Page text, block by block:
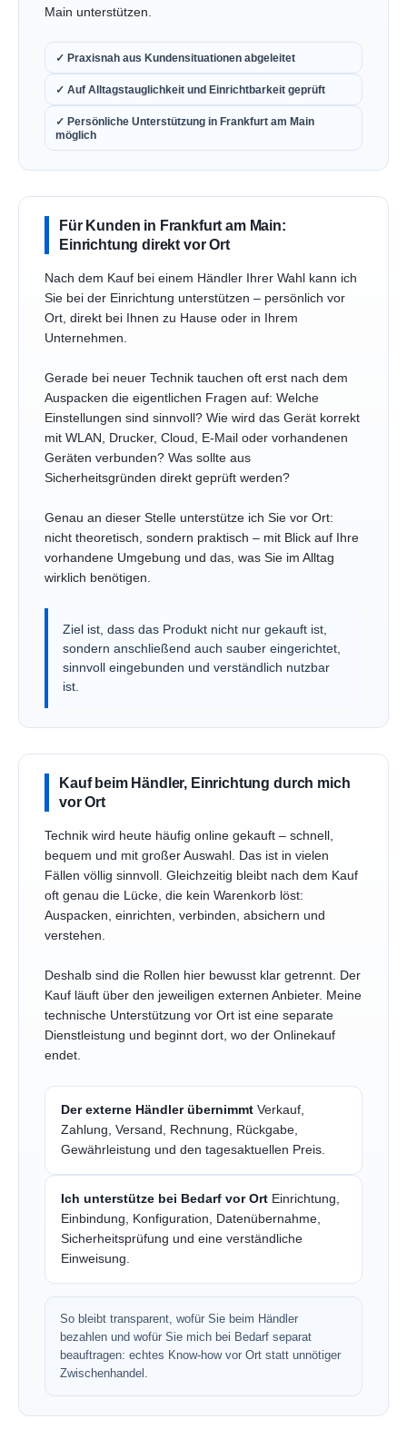
Main unterstützen.
✓ Praxisnah aus Kundensituationen abgeleitet
✓ Auf Alltagstauglichkeit und Einrichtbarkeit geprüft
✓ Persönliche Unterstützung in Frankfurt am Main
möglich
Für Kunden in Frankfurt am Main:
Einrichtung direkt vor Ort
Nach dem Kauf bei einem Händler Ihrer Wahl kann ich
Sie bei der Einrichtung unterstützen – persönlich vor
Ort, direkt bei Ihnen zu Hause oder in Ihrem
Unternehmen.
Gerade bei neuer Technik tauchen oft erst nach dem
Auspacken die eigentlichen Fragen auf: Welche
Einstellungen sind sinnvoll? Wie wird das Gerät korrekt
mit WLAN, Drucker, Cloud, E-Mail oder vorhandenen
Geräten verbunden? Was sollte aus
Sicherheitsgründen direkt geprüft werden?
Genau an dieser Stelle unterstütze ich Sie vor Ort:
nicht theoretisch, sondern praktisch – mit Blick auf Ihre
vorhandene Umgebung und das, was Sie im Alltag
wirklich benötigen.
Ziel ist, dass das Produkt nicht nur gekauft ist,
sondern anschließend auch sauber eingerichtet,
sinnvoll eingebunden und verständlich nutzbar
ist.
Kauf beim Händler, Einrichtung durch mich
vor Ort
Technik wird heute häufig online gekauft – schnell,
bequem und mit großer Auswahl. Das ist in vielen
Fällen völlig sinnvoll. Gleichzeitig bleibt nach dem Kauf
oft genau die Lücke, die kein Warenkorb löst:
Auspacken, einrichten, verbinden, absichern und
verstehen.
Deshalb sind die Rollen hier bewusst klar getrennt. Der
Kauf läuft über den jeweiligen externen Anbieter. Meine
technische Unterstützung vor Ort ist eine separate
Dienstleistung und beginnt dort, wo der Onlinekauf
endet.
Der externe Händler übernimmt Verkauf,
Zahlung, Versand, Rechnung, Rückgabe,
Gewährleistung und den tagesaktuellen Preis.
Ich unterstütze bei Bedarf vor Ort Einrichtung,
Einbindung, Konfiguration, Datenübernahme,
Sicherheitsprüfung und eine verständliche
Einweisung.
So bleibt transparent, wofür Sie beim Händler
bezahlen und wofür Sie mich bei Bedarf separat
beauftragen: echtes Know-how vor Ort statt unnötiger
Zwischenhandel.